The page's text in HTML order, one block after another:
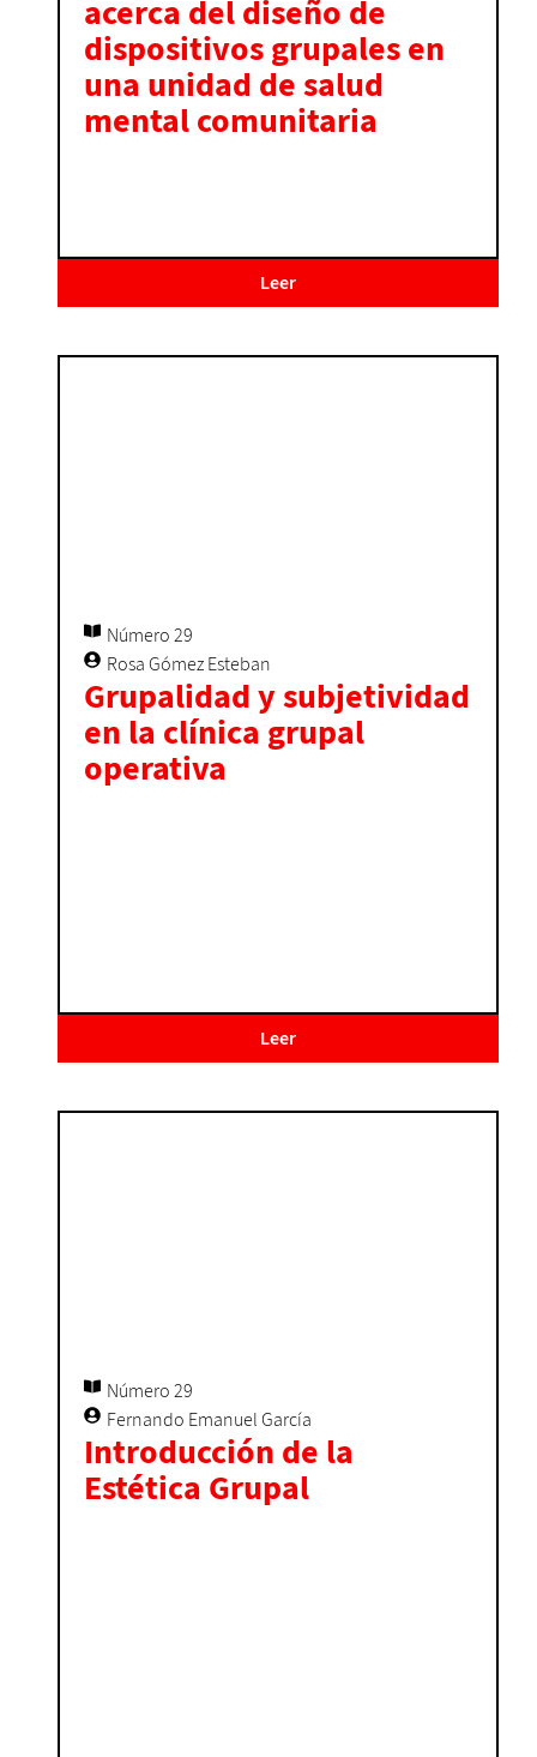
acerca del diseño de
dispositivos grupales en
una unidad de salud
mental comunitaria
Leer
Número 29
Rosa Gómez Esteban
Grupalidad y subjetividad
en la clínica grupal
operativa
Leer
Número 29
Fernando Emanuel García
Introducción de la
Estética Grupal